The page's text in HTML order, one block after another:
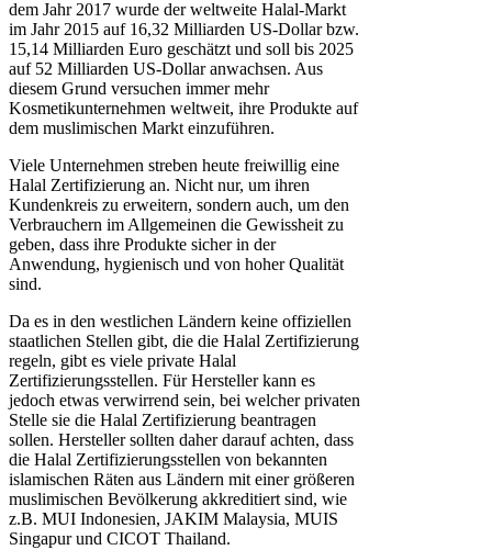
dem Jahr 2017 wurde der weltweite Halal-Markt
im Jahr 2015 auf 16,32 Milliarden US-Dollar bzw.
15,14 Milliarden Euro geschätzt und soll bis 2025
auf 52 Milliarden US-Dollar anwachsen. Aus
diesem Grund versuchen immer mehr
Kosmetikunternehmen weltweit, ihre Produkte auf
dem muslimischen Markt einzuführen.
Viele Unternehmen streben heute freiwillig eine
Halal Zertifizierung an. Nicht nur, um ihren
Kundenkreis zu erweitern, sondern auch, um den
Verbrauchern im Allgemeinen die Gewissheit zu
geben, dass ihre Produkte sicher in der
Anwendung, hygienisch und von hoher Qualität
sind.
Da es in den westlichen Ländern keine offiziellen
staatlichen Stellen gibt, die die Halal Zertifizierung
regeln, gibt es viele private Halal
Zertifizierungsstellen. Für Hersteller kann es
jedoch etwas verwirrend sein, bei welcher privaten
Stelle sie die Halal Zertifizierung beantragen
sollen. Hersteller sollten daher darauf achten, dass
die Halal Zertifizierungsstellen von bekannten
islamischen Räten aus Ländern mit einer größeren
muslimischen Bevölkerung akkreditiert sind, wie
z.B. MUI Indonesien, JAKIM Malaysia, MUIS
Singapur und CICOT Thailand.